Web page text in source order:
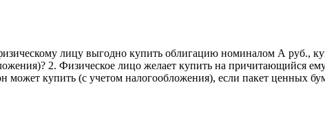
лицу выгодно купить облигацию номиналом А руб.,
2. Физическое лицо желает купить на причитающийся
купить (с учетом налогообложения), если пакет ценных